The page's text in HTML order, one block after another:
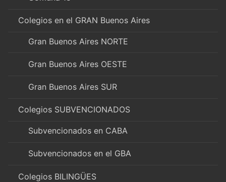
Colegios en el GRAN Buenos Aires
Gran Buenos Aires NORTE
Gran Buenos Aires OESTE
Gran Buenos Aires SUR
Colegios SUBVENCIONADOS
Subvencionados en CABA
Subvencionados en el GBA
Colegios BILINGÜES